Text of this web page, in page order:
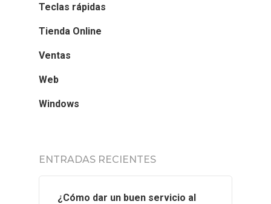
Teclas rápidas
Tienda Online
Ventas
Web
Windows
ENTRADAS RECIENTES
¿Cómo dar un buen servicio al